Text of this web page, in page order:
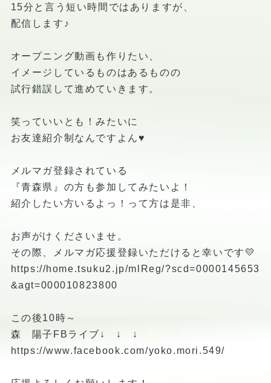
15分と言う短い時間ではありますが、
配信します♪
オープニング動画も作りたい、
イメージしているものはあるものの
試行錯誤して進めていきます。
笑っていいとも！みたいに
お友達紹介制なんですよん♥
メルマガ登録されている
『青森県』の方も参加してみたいよ！
紹介したい方いるよっ！って方は是非、
お声がけくださいませ。
その際、メルマガ応援登録いただけると幸いです💛
https://home.tsuku2.jp/mlReg/?scd=0000145653
&agt=000010823800
この後10時～
森 陽子FBライブ↓ ↓ ↓
https://www.facebook.com/yoko.mori.549/